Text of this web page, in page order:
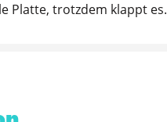
Platte, trotzdem klappt